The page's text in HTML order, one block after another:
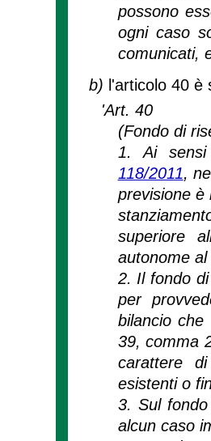
possono
ogni caso
comunicati,
b) l'articolo 40 è
'Art. 40
(Fondo di
1. Ai sensi
118/2011,
previsione è
superiore
autonome
2. Il fondo
per
bilancio
39, comma
carattere
esistenti o
3. Sul
alcun caso